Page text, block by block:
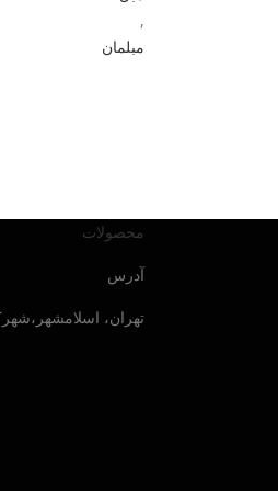
,
مبلمان
محصولات
آدرس
تهران، اسلامشهر،شهرک صنعتی